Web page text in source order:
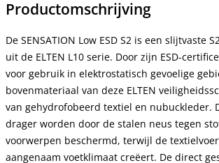
Productomschrijving
De SENSATION Low ESD S2 is een slijtvaste
uit de ELTEN L10 serie. Door zijn ESD-
voor gebruik in elektrostatisch gevoelige
bovenmateriaal van deze ELTEN
van gehydrofobeerd textiel en nubuckleder.
drager worden door de stalen neus tegen
voorwerpen beschermd, terwijl de
aangenaam voetklimaat creëert. De direct